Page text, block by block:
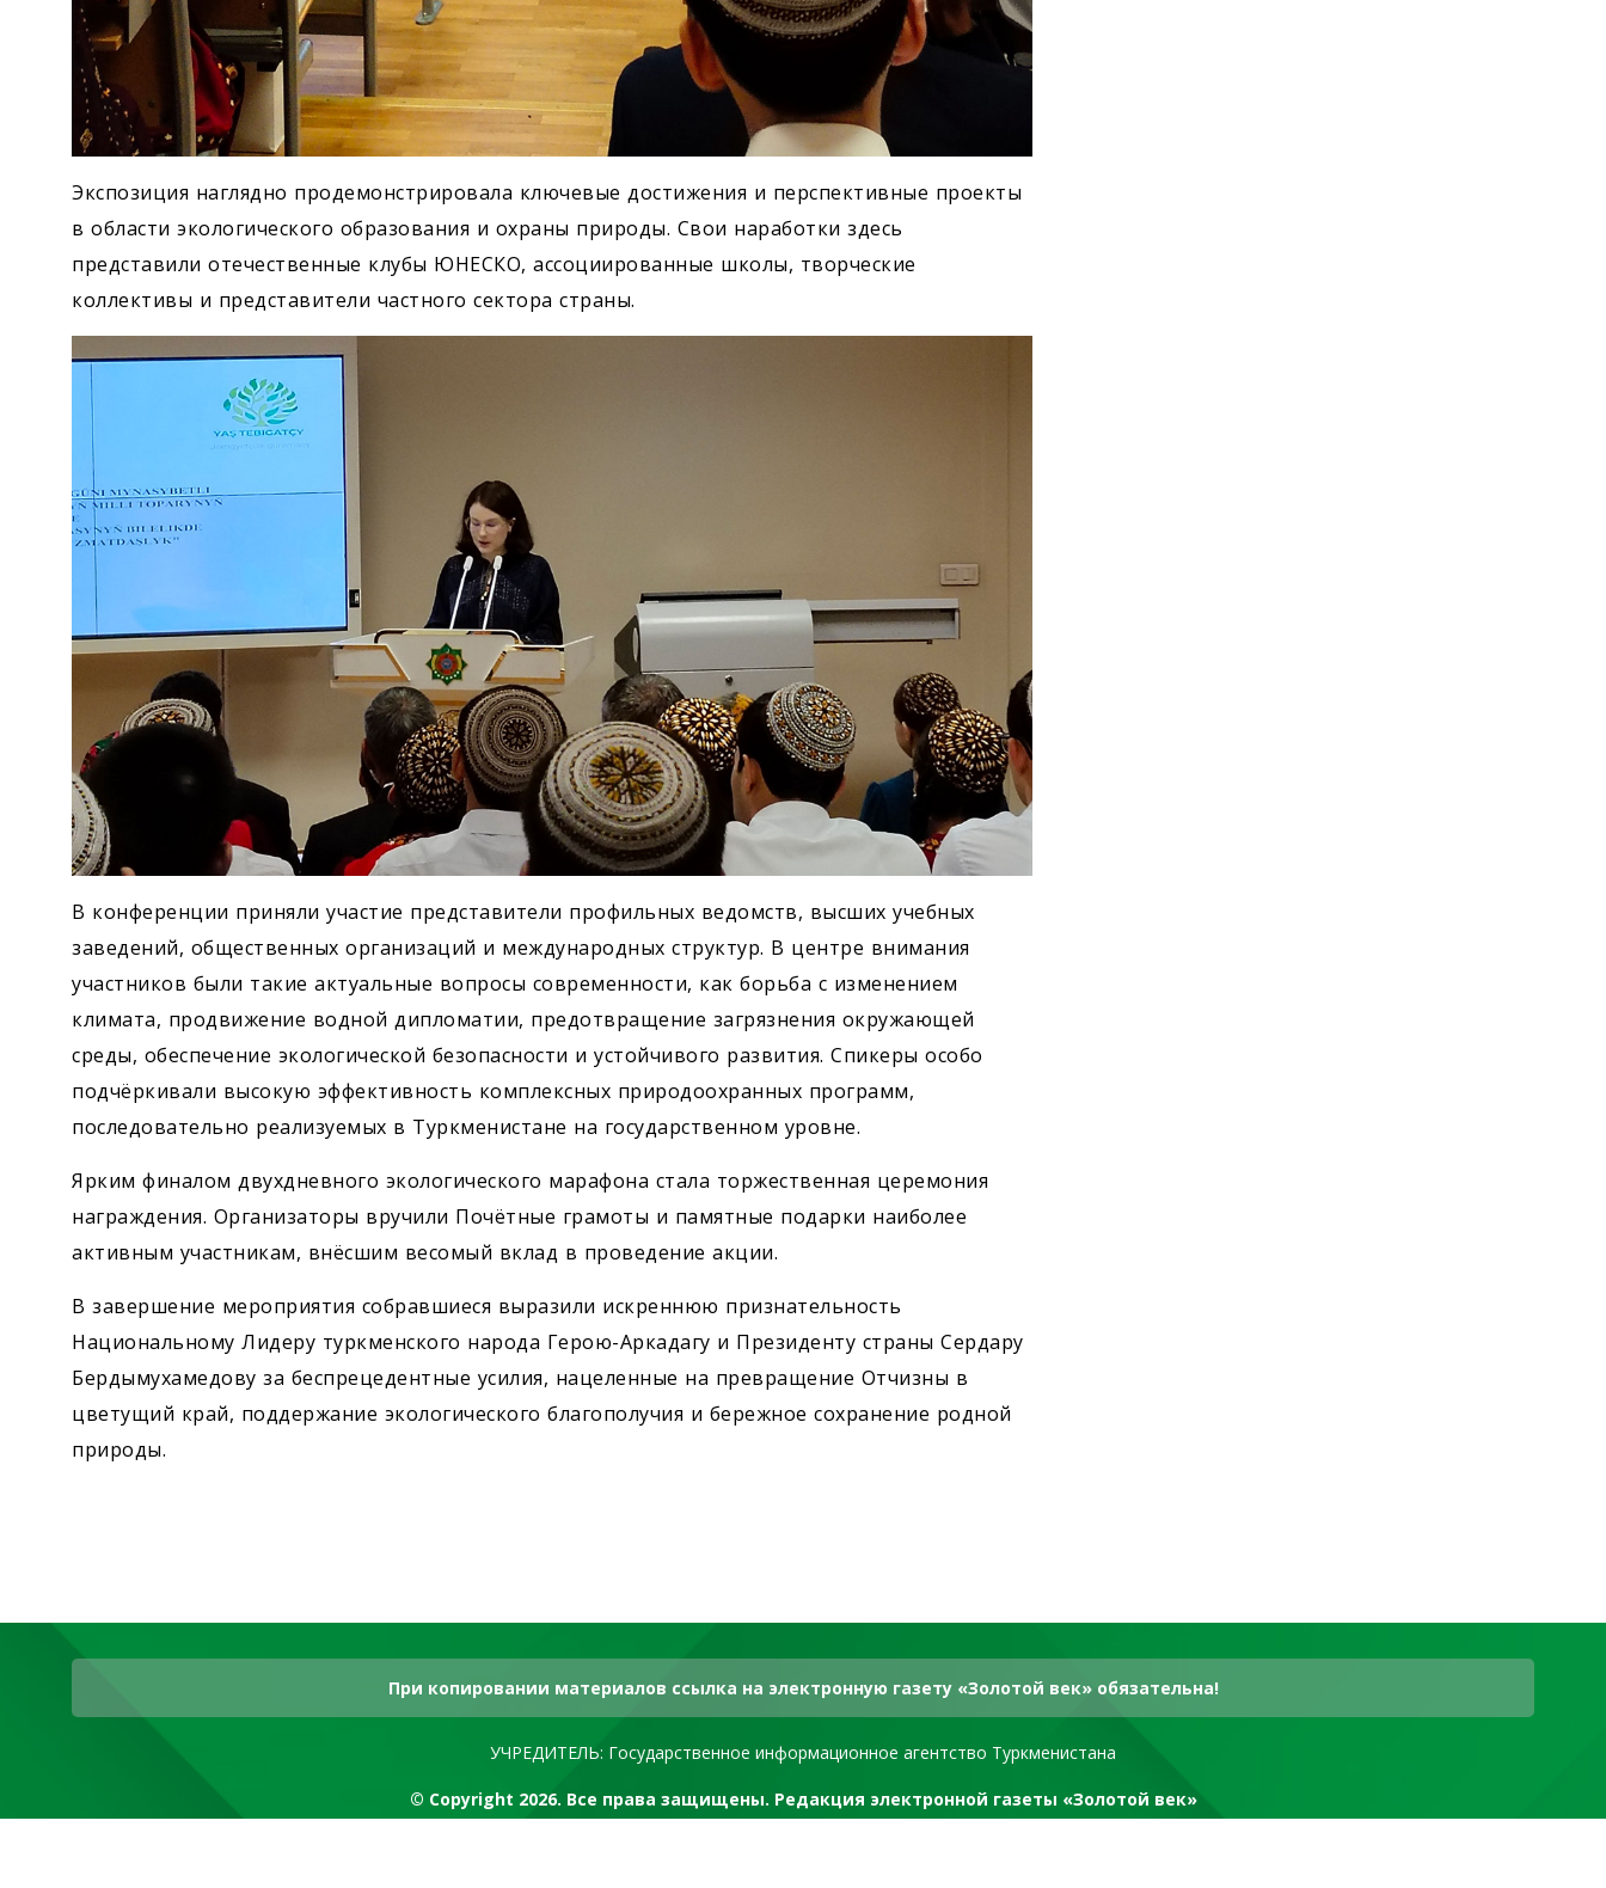
Экспозиция наглядно продемонстрировала ключевые достижения и перспективные проекты
в области экологического образования и охраны природы. Свои наработки здесь
представили отечественные клубы ЮНЕСКО, ассоциированные школы, творческие
коллективы и представители частного сектора страны.
В конференции приняли участие представители профильных ведомств, высших учебных
заведений, общественных организаций и международных структур. В центре внимания
участников были такие актуальные вопросы современности, как борьба с изменением
климата, продвижение водной дипломатии, предотвращение загрязнения окружающей
среды, обеспечение экологической безопасности и устойчивого развития. Спикеры особо
подчёркивали высокую эффективность комплексных природоохранных программ,
последовательно реализуемых в Туркменистане на государственном уровне.
Ярким финалом двухдневного экологического марафона стала торжественная церемония
награждения. Организаторы вручили Почётные грамоты и памятные подарки наиболее
активным участникам, внёсшим весомый вклад в проведение акции.
В завершение мероприятия собравшиеся выразили искреннюю признательность
Национальному Лидеру туркменского народа Герою-Аркадагу и Президенту страны Сердару
Бердымухамедову за беспрецедентные усилия, нацеленные на превращение Отчизны в
цветущий край, поддержание экологического благополучия и бережное сохранение родной
природы.
При копировании материалов ссылка на электронную газету «Золотой век» обязательна!
УЧРЕДИТЕЛЬ: Государственное информационное агентство Туркменистана
© Copyright 2026. Все права защищены. Редакция электронной газеты «Золотой век»